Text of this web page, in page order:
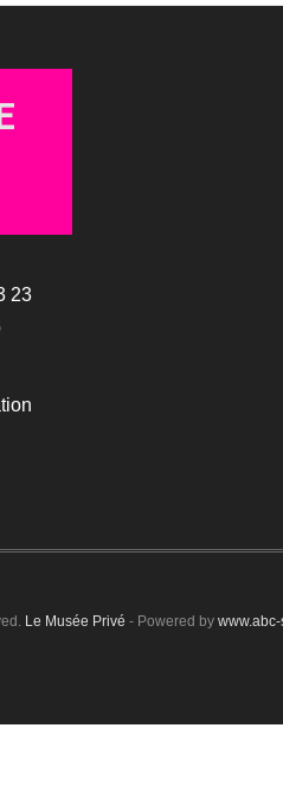
23
Le Musée Privé - Powered by